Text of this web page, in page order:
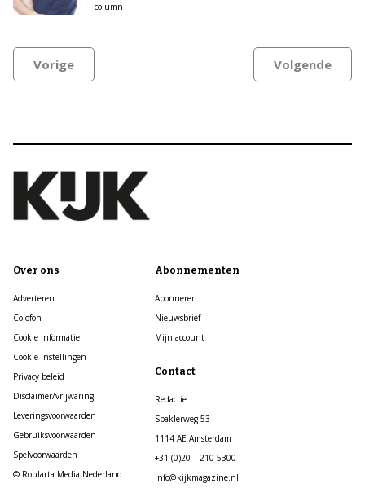
column
Vorige Volgende
Over ons
Adverteren
Colofon
Cookie informatie
Cookie Instellingen
Privacy beleid
Disclaimer/vrijwaring
Leveringsvoorwaarden
Gebruiksvoorwaarden
Spelvoorwaarden
© Roularta Media Nederland
Abonnementen
Abonneren
Nieuwsbrief
Mijn account
Contact
Redactie
Spaklerweg 53
1114 AE Amsterdam
+31 (0)20 – 210 5300
info@kijkmagazine.nl